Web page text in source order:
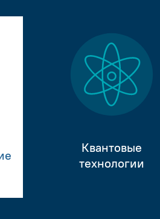
Квантовые
технологии